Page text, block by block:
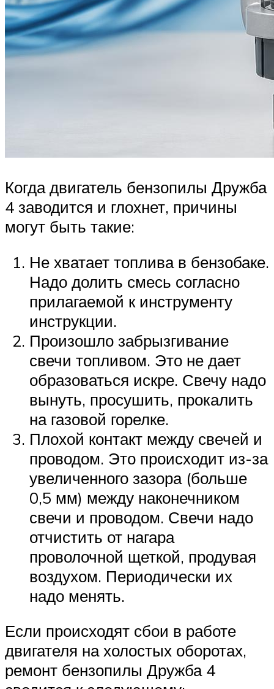
Когда двигатель бензопилы Дружба
4 заводится и глохнет, причины
могут быть такие:
Не хватает топлива в бензобаке.
Надо долить смесь согласно
прилагаемой к инструменту
инструкции.
Произошло забрызгивание
свечи топливом. Это не дает
образоваться искре. Свечу надо
вынуть, просушить, прокалить
на газовой горелке.
Плохой контакт между свечей и
проводом. Это происходит из-за
увеличенного зазора (больше
0,5 мм) между наконечником
свечи и проводом. Свечи надо
отчистить от нагара
проволочной щеткой, продувая
воздухом. Периодически их
надо менять.
Если происходят сбои в работе
двигателя на холостых оборотах,
ремонт бензопилы Дружба 4